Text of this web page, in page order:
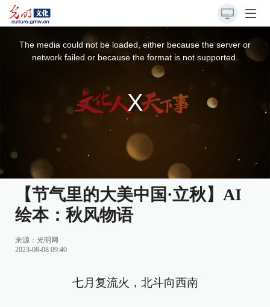
The media could not be loaded, either because the server or
network failed or because the format is not supported.
【节气里的大美中国·立秋】AI
绘本：秋风物语
来源： 光明网
2023-08-08 09:40
七月复流火，北斗向西南